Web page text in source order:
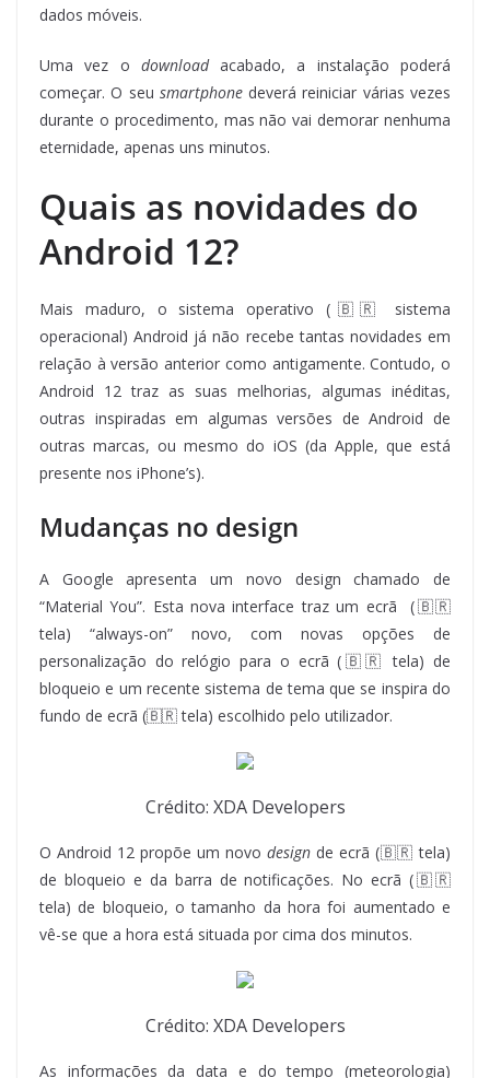
dados móveis.
Uma vez o downloadacabado, a instalação poderá
começar. O seu smartphonedeverá reiniciar várias vezes
durante o procedimento, mas não vai demorar nenhuma
eternidade, apenas uns minutos.
Quais as novidades do
Android 12?
Mais maduro, o sistema operativo (🇧🇷 sistema
operacional) Android já não recebe tantas novidades em
relação à versão anterior como antigamente. Contudo, o
Android 12 traz as suas melhorias, algumas inéditas,
outras inspiradas em algumas versões de Android de
outras marcas, ou mesmo do iOS (da Apple, que está
presente nos iPhone’s).
Mudanças no design
A Google apresenta um novo design chamado de
“Material You”. Esta nova interface traz um ecrã (🇧🇷
tela) “always-on” novo, com novas opções de
personalização do relógio para o ecrã (🇧🇷 tela) de
bloqueio e um recente sistema de tema que se inspira do
fundo de ecrã (🇧🇷 tela) escolhido pelo utilizador.
Crédito: XDA Developers
O Android 12 propõe um novo design de ecrã (🇧🇷 tela)
de bloqueio e da barra de notificações. No ecrã (🇧🇷
tela) de bloqueio, o tamanho da hora foi aumentado e
vê-se que a hora está situada por cima dos minutos.
Crédito: XDA Developers
As informações da data e do tempo (meteorologia)